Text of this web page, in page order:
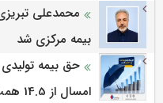
محمدعلی
بیمه مركزی شد
حق بیمه
امسال از 14.5 همت گذشت